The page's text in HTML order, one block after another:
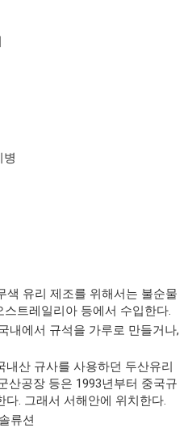
08-78939
경기도 용인시 기흥구 흥덕1
덕동,흥덕IT밸리)
RESEVED
병
색 유리 제조를 위해서는 불순물
트레일리아 등에서 수입한다.
내에서 규석을 가루로 만들거나,
내산 규사를 사용하던 두산유리
산공장 등은 1993년부터 중국규
. 그래서 서해안에 위치한다.
류션